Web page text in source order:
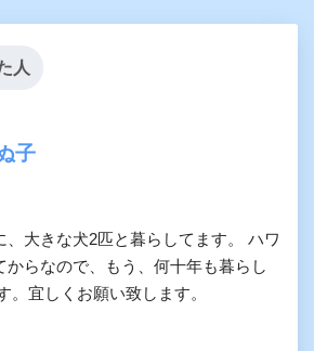
人
子
、大きな犬2匹と暮らしてます。 ハワ
からなので、もう、何十年も暮らし
。宜しくお願い致します。